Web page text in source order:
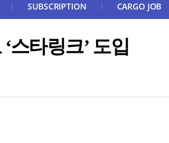
SUBSCRIPTION CARGO JOB
스타링크’ 도입